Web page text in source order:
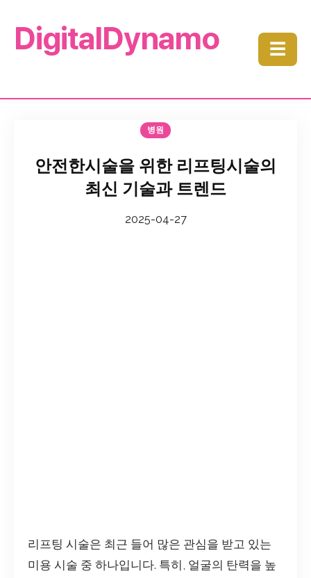
DigitalDynamo ☰
병원
안전한시술을 위한 리프팅시술의
최신 기술과 트렌드
2025-04-27
리프팅 시술은 최근 들어 많은 관심을 받고 있는
미용 시술 중 하나입니다. 특히, 얼굴의 탄력을 높